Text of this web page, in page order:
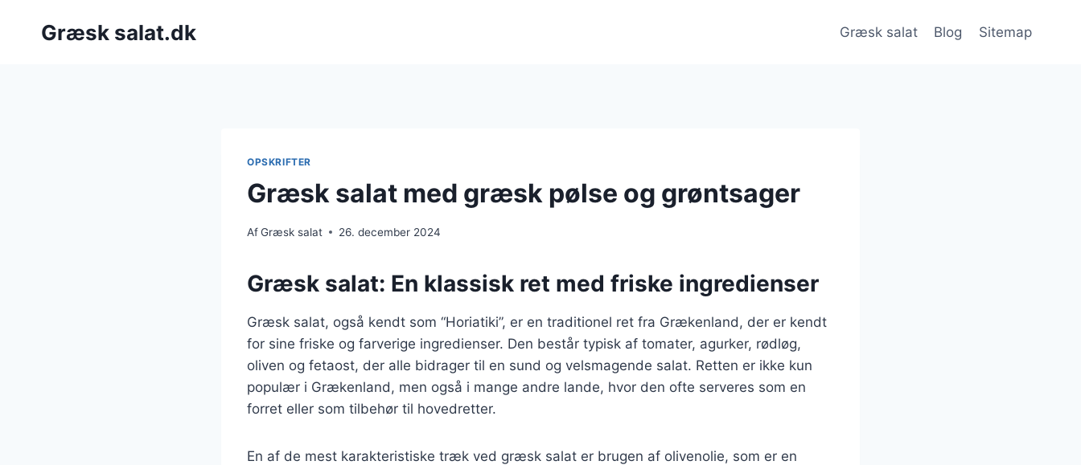
Græsk salat.dk Græsk salat Blog Sitemap
OPSKRIFTER
Græsk salat med græsk pølse og grøntsager
AfGræsk salat 26. december 2024
Græsk salat: En klassisk ret med friske ingredienser
Græsk salat, også kendt som “Horiatiki”, er en traditionel ret fra Grækenland, der er kendt
for sine friske og farverige ingredienser. Den består typisk af tomater, agurker, rødløg,
oliven og fetaost, der alle bidrager til en sund og velsmagende salat. Retten er ikke kun
populær i Grækenland, men også i mange andre lande, hvor den ofte serveres som en
forret eller som tilbehør til hovedretter.
En af de mest karakteristiske træk ved græsk salat er brugen af olivenolie, som er en